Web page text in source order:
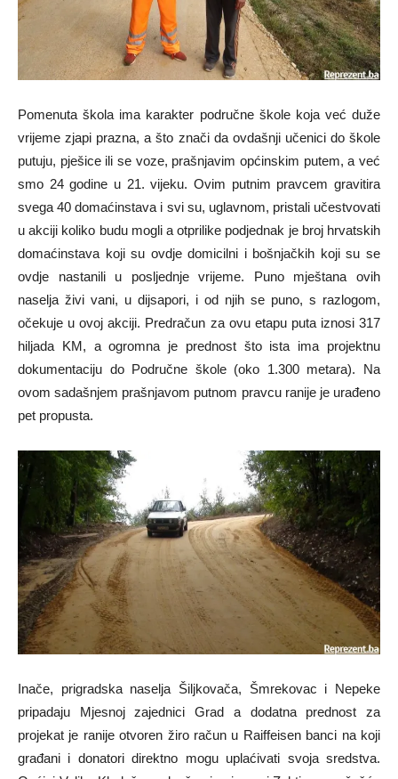
Pomenuta škola ima karakter područne škole koja već duže
vrijeme zjapi prazna, a što znači da ovdašnji učenici do škole
putuju, pješice ili se voze, prašnjavim općinskim putem, a već
smo 24 godine u 21. vijeku. Ovim putnim pravcem gravitira
svega 40 domaćinstava i svi su, uglavnom, pristali učestvovati
u akciji koliko budu mogli a otprilike podjednak je broj hrvatskih
domaćinstava koji su ovdje domicilni i bošnjačkih koji su se
ovdje nastanili u posljednje vrijeme. Puno mještana ovih
naselja živi vani, u dijsapori, i od njih se puno, s razlogom,
očekuje u ovoj akciji. Predračun za ovu etapu puta iznosi 317
hiljada KM, a ogromna je prednost što ista ima projektnu
dokumentaciju do Područne škole (oko 1.300 metara). Na
ovom sadašnjem prašnjavom putnom pravcu ranije je urađeno
pet propusta.
Inače, prigradska naselja Šiljkovača, Šmrekovac i Nepeke
pripadaju Mjesnoj zajednici Grad a dodatna prednost za
projekat je ranije otvoren žiro račun u Raiffeisen banci na koji
građani i donatori direktno mogu uplaćivati svoja sredstva.